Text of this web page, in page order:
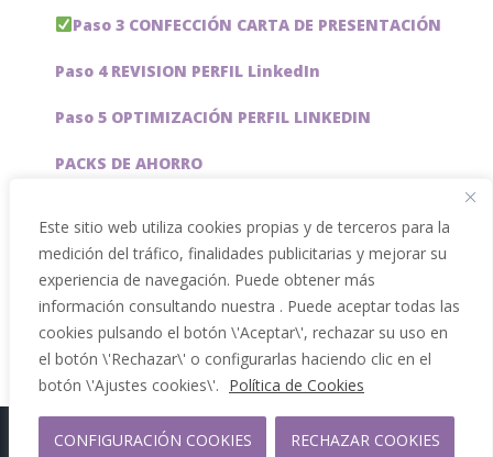
Este sitio web utiliza cookies propias y de terceros para la
medición del tráfico, finalidades publicitarias y mejorar su
experiencia de navegación. Puede obtener más
información consultando nuestra . Puede aceptar todas las
cookies pulsando el botón \'Aceptar\', rechazar su uso en
el botón \'Rechazar\' o configurarlas haciendo clic en el
botón \'Ajustes cookies\'. Política de Cookies
CONFIGURACIÓN COOKIES RECHAZAR COOKIES
Paso 3 CONFECCIÓN CARTA DE PRESENTACIÓN
Paso 4 REVISION PERFIL LinkedIn
Paso 5 OPTIMIZACIÓN PERFIL LINKEDIN
PACKS DE AHORRO
Servicios especiales
Copyright 2012 - 2026 |